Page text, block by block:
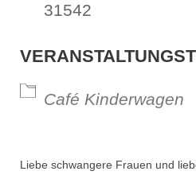
31542
Café Kinderwagen
Liebe schwangere Frauen und